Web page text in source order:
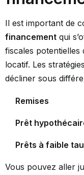
Il est important de
financement qui
fiscales potentielles
locatif. Les
décliner sous
Remises
Prêt
Prêts à faible
Vous pouvez aller